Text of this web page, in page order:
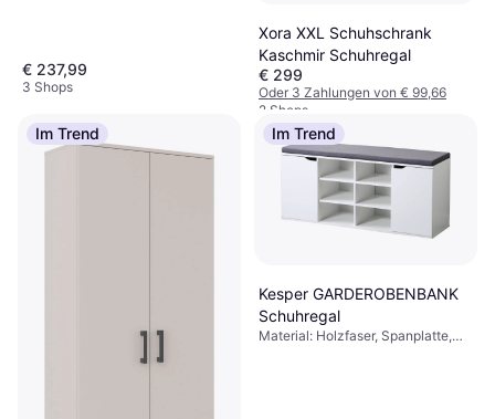
€ 237,99
3 Shops
Xora XXL Schuhschrank
Kaschmir Schuhregal
€ 299
Oder 3 Zahlungen von € 99,66
2 Shops
Im Trend Im Trend
Kesper GARDEROBENBANK
Schuhregal
Material: Holzfaser, Spanplatte,